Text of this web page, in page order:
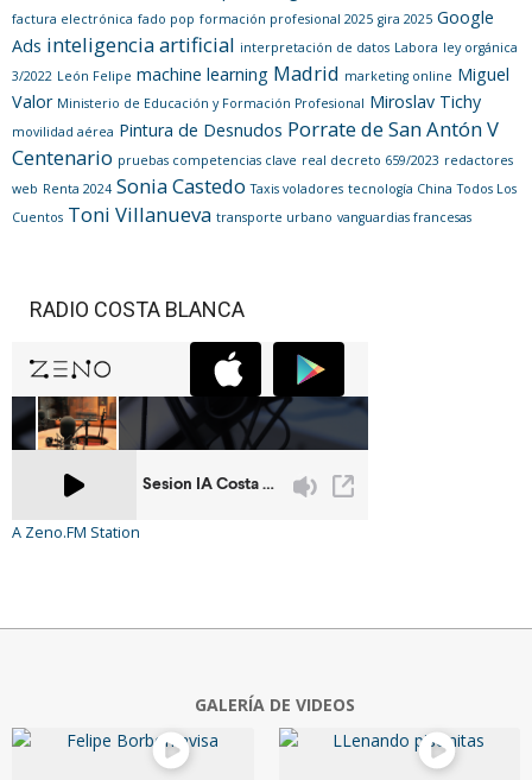
factura electrónica fado pop formación profesional 2025 gira 2025 Google
Ads inteligencia artificial interpretación de datos Labora ley orgánica
3/2022 León Felipe machine learning Madrid marketing online Miguel
Valor Ministerio de Educación y Formación Profesional Miroslav Tichy
movilidad aérea Pintura de Desnudos Porrate de San Antón V
Centenario pruebas competencias clave real decreto 659/2023 redactores
web Renta 2024 Sonia Castedo Taxis voladores tecnología China Todos Los
Cuentos Toni Villanueva transporte urbano vanguardias francesas
RADIO COSTA BLANCA
A Zeno.FM Station
GALERÍA DE VIDEOS